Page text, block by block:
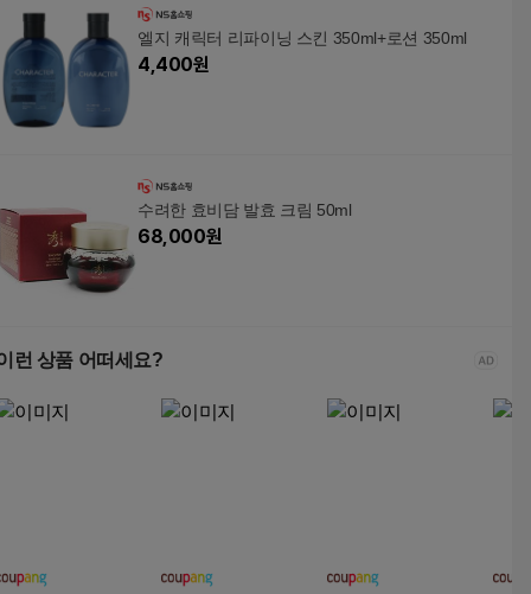
엘지 캐릭터 리파이닝 스킨 350ml+로션 350ml
4,400원
수려한 효비담 발효 크림 50ml
68,000원
런 상품 어떠세요?